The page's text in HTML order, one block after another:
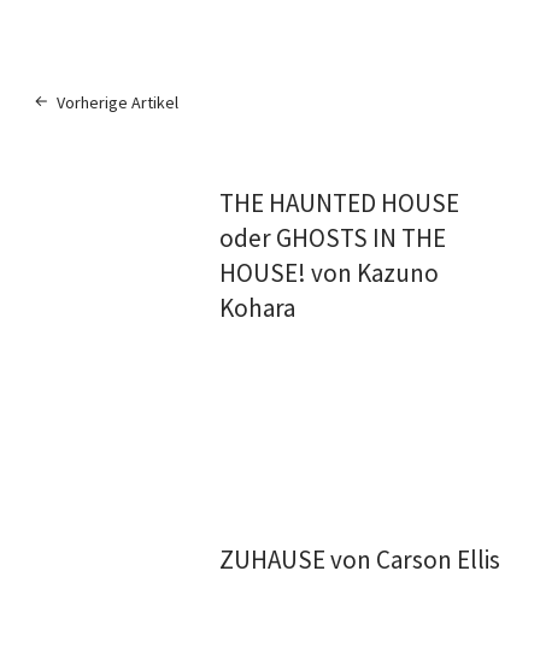
Vorherige Artikel
THE HAUNTED HOUSE
oder GHOSTS IN THE
HOUSE! von Kazuno
Kohara
ZUHAUSE von Carson Ellis